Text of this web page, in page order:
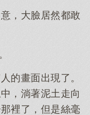
，大臉居然都敢
的畫面出現了。
，淌著泥土走向
裡了，但是絲毫